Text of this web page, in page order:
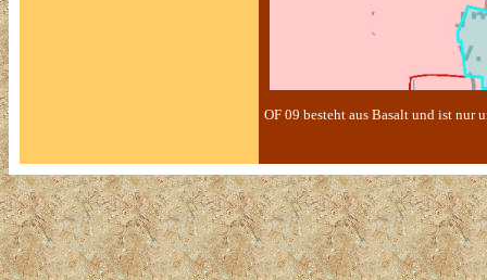
OF 09 besteht aus Basalt und ist nur